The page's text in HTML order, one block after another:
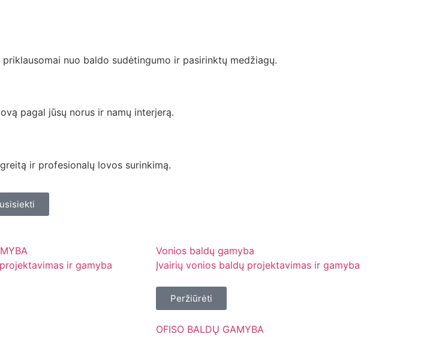
nuo baldo sudėtingumo ir pasirinktų medžiagų.
pagal jūsų norus ir namų interjerą.
ir profesionalų lovos surinkimą.
ir gamyba
Vonios baldų gamyba
Įvairių vonios baldų projektavimas ir gamyba
Peržiūrėti
OFISO BALDŲ GAMYBA